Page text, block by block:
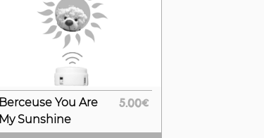
Berceuse You Are
My Sunshine
5.00€